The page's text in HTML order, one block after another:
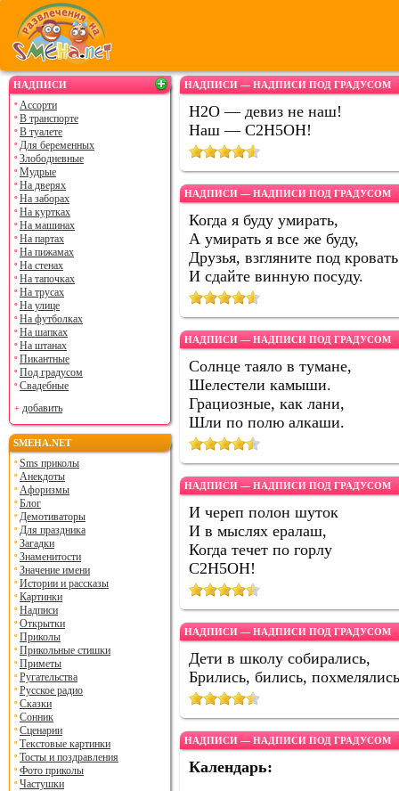
НАДПИСИ
Ассорти
В транспорте
В туалете
Для беременных
Злободневные
Мудрые
На дверях
На заборах
На куртках
На машинах
На партах
На пижамах
На стенах
На тапочках
На трусах
На улице
На футболках
На шапках
На штанах
Пикантные
Под градусом
Свадебные
добавить
SMEHA.NET
Sms приколы
Анекдоты
Афоризмы
Блог
Демотиваторы
Для праздника
Загадки
Знаменитости
Значение имени
Истории и рассказы
Картинки
Надписи
Открытки
Приколы
Прикольные стишки
Приметы
Ругательства
Русское радио
Сказки
Сонник
Сценарии
Текстовые картинки
Тосты и поздравления
Фото приколы
Частушки
НАДПИСИ — НАДПИСИ ПОД ГРАДУСОМ
H2O — девиз не наш!
Наш — C2H5OH!
НАДПИСИ — НАДПИСИ ПОД ГРАДУСОМ
Когда я буду умирать,
А умирать я все же буду,
Друзья, взгляните под кровать
И сдайте винную посуду.
НАДПИСИ — НАДПИСИ ПОД ГРАДУСОМ
Солнце таяло в тумане,
Шелестели камыши.
Грациозные, как лани,
Шли по полю алкаши.
НАДПИСИ — НАДПИСИ ПОД ГРАДУСОМ
И череп полон шуток
И в мыслях ералаш,
Когда течет по горлу
С2Н5ОН!
НАДПИСИ — НАДПИСИ ПОД ГРАДУСОМ
Дети в школу собирались,
Брились, бились,
НАДПИСИ — НАДПИСИ ПОД ГРАДУСОМ
Календарь: